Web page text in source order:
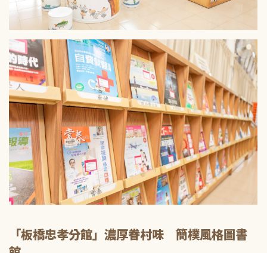
「板橋忠孝分館」濃厚眷村味 簡樸風格圖書